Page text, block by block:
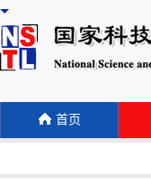
首页